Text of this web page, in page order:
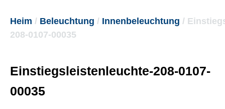
Heim / Beleuchtung / Innenbeleuchtung /
208-0107-00035
Einstiegsleistenleuchte-208-0107-
00035